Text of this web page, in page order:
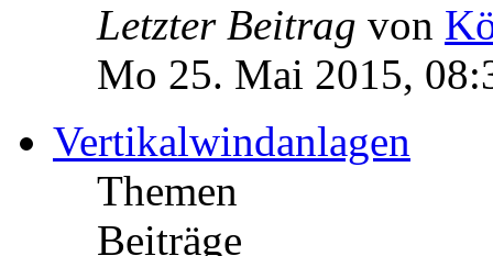
Letzter Beitrag von
Mo 25. Mai 2015,
Vertikalwindanlagen
Themen
Beiträge